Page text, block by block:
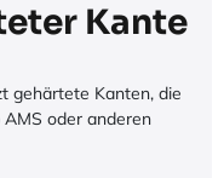
Kante
gehärtete Kanten, die
oder anderen